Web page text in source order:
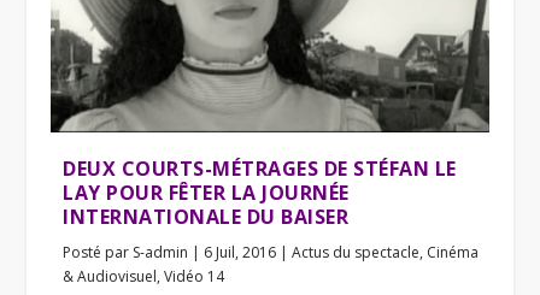
DEUX COURTS-MÉTRAGES DE STÉFAN LE
LAY POUR FÊTER LA JOURNÉE
INTERNATIONALE DU BAISER
Posté par S-admin | 6 Juil, 2016 |Actus du spectacle, Cinéma
& Audiovisuel,Vidéo 14